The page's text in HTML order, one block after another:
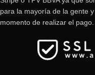
para la mayoría de la gente
momento de realizar el pago.